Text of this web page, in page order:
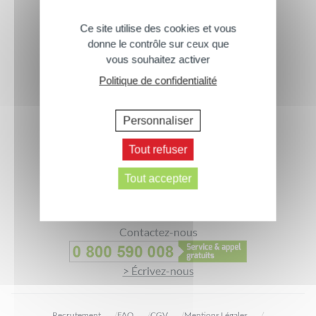
Abonnez-vous à notre newsletter
> Inscrivez-vous
Suivez-nous
Contactez-nous
> Écrivez-nous
Ce site utilise des cookies et vous
donne le contrôle sur ceux que
vous souhaitez activer
Politique de confidentialité
Personnaliser
Tout refuser
Tout accepter